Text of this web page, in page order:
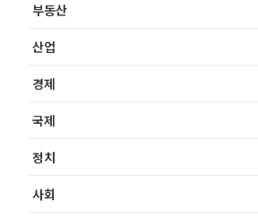
부동산
산업
경제
국제
정치
사회